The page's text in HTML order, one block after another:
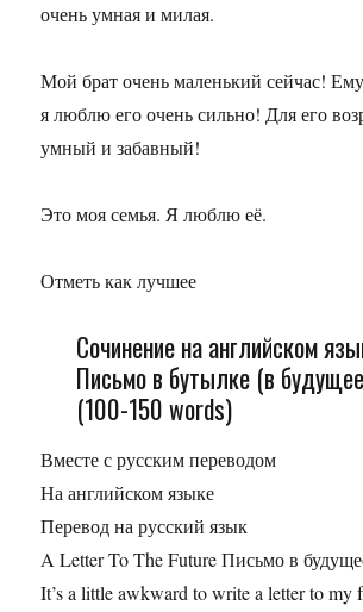
очень умная и милая.
Мой брат очень маленький сейчас!
я люблю его очень сильно! Для его
умный и забавный!
Это моя семья. Я люблю её.
Отметь как лучшее
Сочинение на английском
Письмо в бутылке (в
(100-150 words)
Вместе с русским переводом
На английском языке
Перевод на русский язык
A Letter To The Future Письмо в
It’s a little awkward to write a letter to my